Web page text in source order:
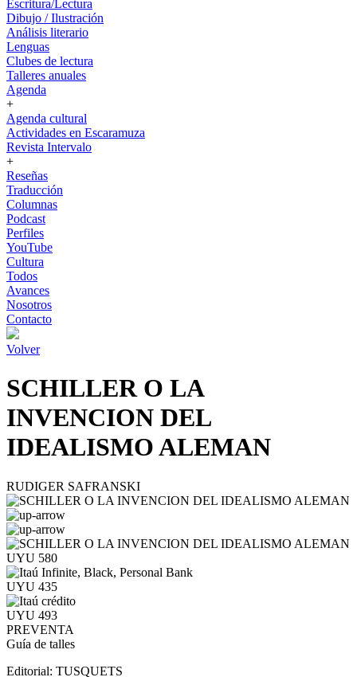
Escritura/Lectura
Dibujo / Ilustración
Análisis literario
Lenguas
Clubes de lectura
Talleres anuales
Agenda
+
Agenda cultural
Actividades en Escaramuza
Revista Intervalo
+
Reseñas
Traducción
Columnas
Podcast
Perfiles
YouTube
Cultura
Todos
Avances
Nosotros
Contacto
Volver
SCHILLER O LA
INVENCION DEL
IDEALISMO ALEMAN
RUDIGER SAFRANSKI
UYU 580
UYU 435
UYU 493
PREVENTA
Guía de talles
Editorial: TUSQUETS